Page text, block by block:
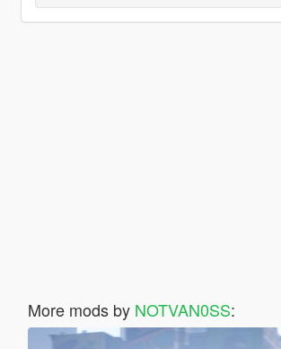
More mods by NOTVAN0SS: